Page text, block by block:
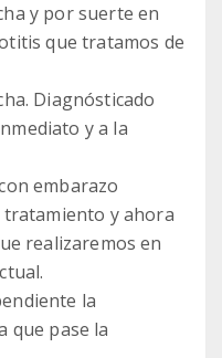
y por suerte en
que tratamos de
Diagnósticado
y a la
embarazo
tratamiento y ahora
realizaremos en
la
que pase la